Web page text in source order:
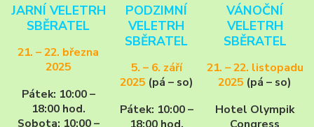
JARNÍ VELETRH
SBĚRATEL
21. – 22. března
2025
Pátek: 10:00 –
18:00 hod.
Sobota: 10:00 –
PODZIMNÍ
VELETRH
SBĚRATEL
5. – 6. září
2025(pá – so)
Pátek: 10:00 –
VÁNOČNÍ
VELETRH
SBĚRATEL
21. – 22. listopadu
2025 (pá – so)
Hotel Olympik